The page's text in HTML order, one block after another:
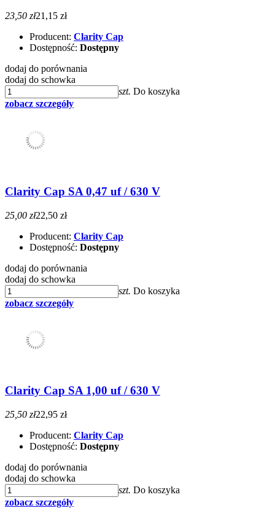
23,50 zł21,15 zł
Producent: Clarity Cap
Dostępność: Dostępny
dodaj do porównania
dodaj do schowka
szt. Do koszyka
zobacz szczegóły
Clarity Cap SA 0,47 uf / 630 V
25,00 zł22,50 zł
Producent: Clarity Cap
Dostępność: Dostępny
dodaj do porównania
dodaj do schowka
szt. Do koszyka
zobacz szczegóły
Clarity Cap SA 1,00 uf / 630 V
25,50 zł22,95 zł
Producent: Clarity Cap
Dostępność: Dostępny
dodaj do porównania
dodaj do schowka
szt. Do koszyka
zobacz szczegóły